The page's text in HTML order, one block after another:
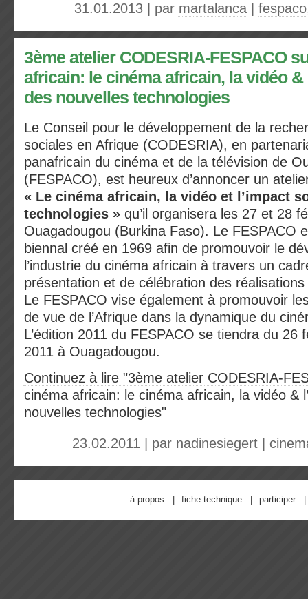
31.01.2013 | par martalanca fespaco
3ème atelier CODESRIA-FESPACO
africain: le cinéma africain, la vidéo &
des nouvelles technologies
Le Conseil pour le développement de la
sociales en Afrique (CODESRIA), en
panafricain du cinéma et de la télévision de
(FESPACO), est heureux d’annoncer un
« Le cinéma africain, la vidéo et l’impact
technologies » qu’il organisera les 27 et 28
Ouagadougou (Burkina Faso). Le FESPACO
biennal créé en 1969 afin de promouvoir le
l’industrie du cinéma africain à travers un
présentation et de célébration des
Le FESPACO vise également à promouvoir
de vue de l’Afrique dans la dynamique du
L’édition 2011 du FESPACO se tiendra du 26
2011 à Ouagadougou.
Continuez à lire "3ème atelier CODESRIA-
cinéma africain: le cinéma africain, la vidéo &
nouvelles technologies"
23.02.2011 | par nadinesiegert
à propos fiche technique participer